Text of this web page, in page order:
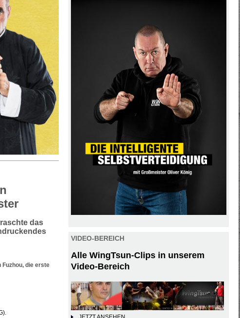
das
Fuzhou, die erste
VIDEO-BEREICH
Alle WingTsun-Clips in unserem
Video-Bereich